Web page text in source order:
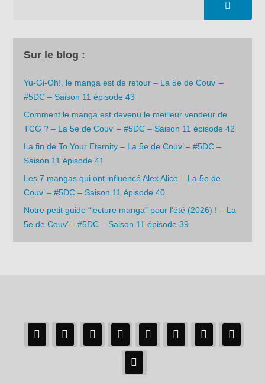
Sur le blog :
Yu-Gi-Oh!, le manga est de retour – La 5e de Couv’ –
#5DC – Saison 11 épisode 43
Comment le manga est devenu le meilleur vendeur de
TCG ? – La 5e de Couv’ – #5DC – Saison 11 épisode 42
La fin de To Your Eternity – La 5e de Couv’ – #5DC –
Saison 11 épisode 41
Les 7 mangas qui ont influencé Alex Alice – La 5e de
Couv’ – #5DC – Saison 11 épisode 40
Notre petit guide “lecture manga” pour l’été (2026) ! – La
5e de Couv’ – #5DC – Saison 11 épisode 39